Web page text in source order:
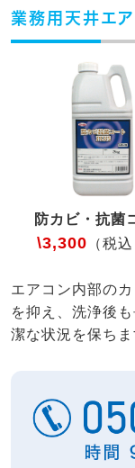
業務用天井エ
防カビ・抗菌
\3,300 （税
エアコン内部の
を抑え、洗浄後
潔な状況を保ちま